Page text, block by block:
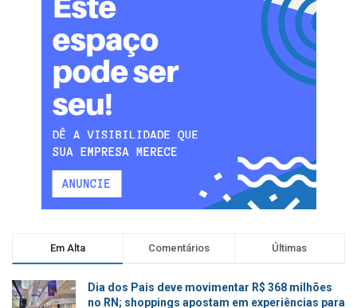
Em Alta Comentários Últimas
Dia dos Pais deve movimentar R$ 368 milhões
no RN; shoppings apostam em experiências para